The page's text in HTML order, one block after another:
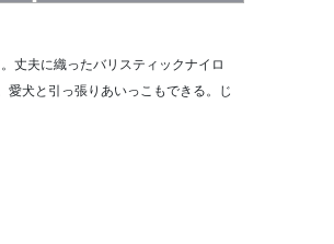
丈夫に織ったバリスティックナイロ
愛犬と引っ張りあいっこもできる。じ